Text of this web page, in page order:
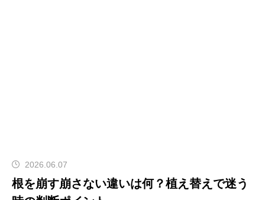
2026.06.07
根を崩す崩さない違いは何？植え替えで迷う